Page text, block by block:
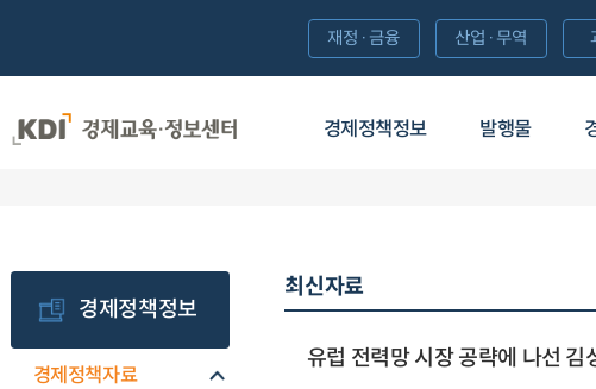
경제정책정보 발행물
재정·금융 산업·무역
경제정책정보
경제정책자료
최신자료
유럽 전력망 시장 공략에 나선